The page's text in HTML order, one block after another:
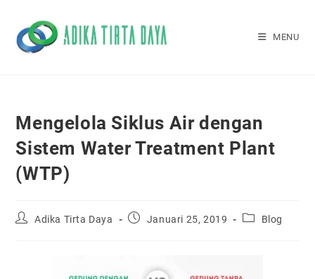
content
MENU
Mengelola Siklus Air dengan
Sistem Water Treatment Plant
(WTP)
PostAdika Tirta Daya
Post Januari 25, 2019
PostBlog